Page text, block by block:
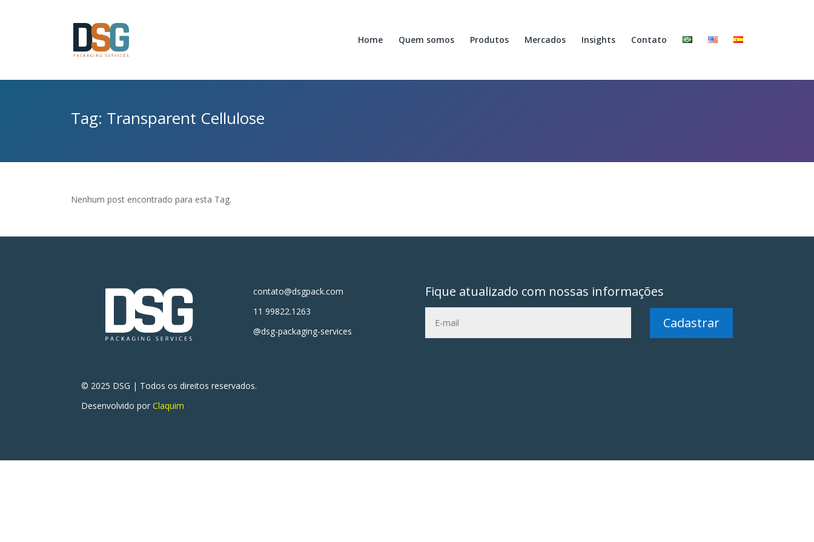
Home Quem somos Produtos Mercados Insights Contato
Tag: Transparent Cellulose
Nenhum post encontrado para esta Tag.
contato@dsgpack.com
11 99822.1263
@dsg-packaging-services
Fique atualizado com nossas informações
Cadastrar
© 2025 DSG | Todos os direitos reservados.
Desenvolvido porClaquim